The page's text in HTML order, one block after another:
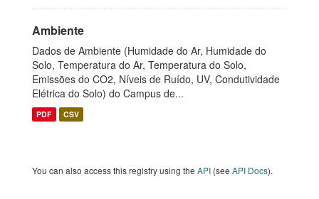
Ambiente
Dados de Ambiente (Humidade do Ar, Humidade do
Solo, Temperatura do Ar, Temperatura do Solo,
Emissões do CO2, Níveis de Ruído, UV, Condutividade
Elétrica do Solo) do Campus de...
PDF CSV
You can also access this registry using the API (see API Docs).